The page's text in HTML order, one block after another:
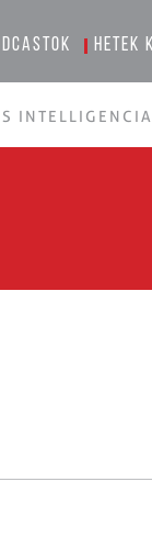
Hetek
INTELLIGENCIA